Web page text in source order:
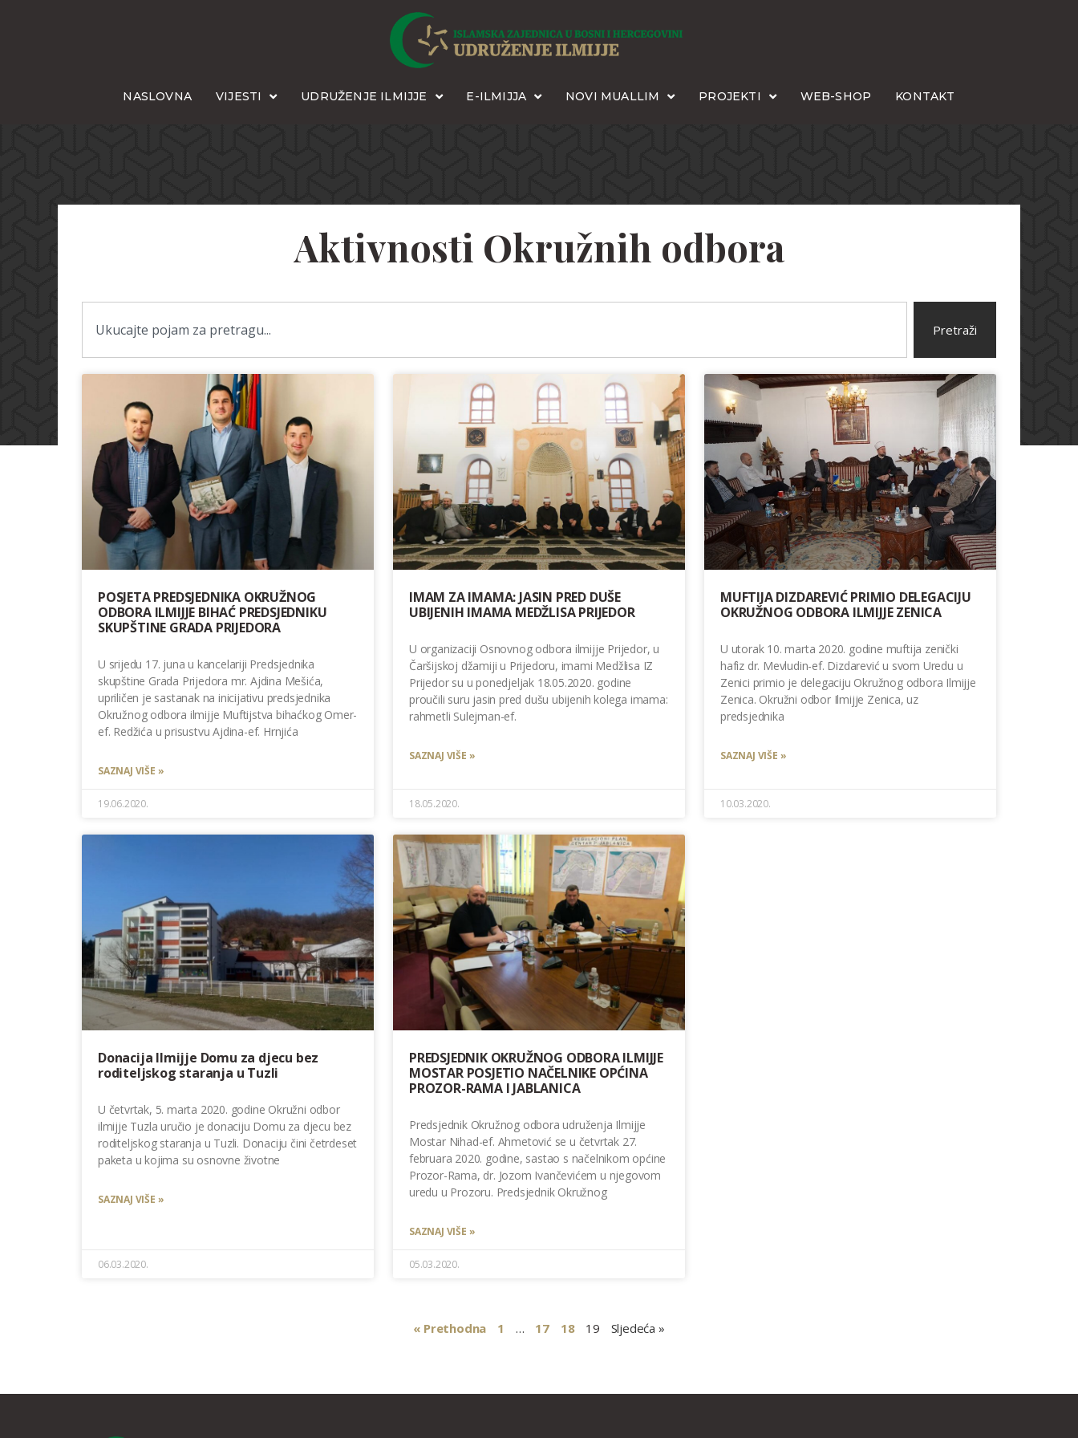
NASLOVNA VIJESTI UDRUŽENJE ILMIJJE E-ILMIJJA NOVI MUALLIM PROJEKTI WEB-SHOP KONTAKT
Aktivnosti Okružnih odbora
Pretraži
POSJETA PREDSJEDNIKA OKRUŽNOG
ODBORA ILMIJJE BIHAĆ PREDSJEDNIKU
SKUPŠTINE GRADA PRIJEDORA
U srijedu 17. juna u kancelariji Predsjednika
skupštine Grada Prijedora mr. Ajdina Mešića,
upriličen je sastanak na inicijativu predsjednika
Okružnog odbora ilmijje Muftijstva bihaćkog Omer-
ef. Redžića u prisustvu Ajdina-ef. Hrnjića
SAZNAJ VIŠE »
19.06.2020.
IMAM ZA IMAMA: JASIN PRED DUŠE
UBIJENIH IMAMA MEDŽLISA PRIJEDOR
U organizaciji Osnovnog odbora ilmijje Prijedor, u
Čaršijskoj džamiji u Prijedoru, imami Medžlisa IZ
Prijedor su u ponedjeljak 18.05.2020. godine
proučili suru jasin pred dušu ubijenih kolega imama:
rahmetli Sulejman-ef.
SAZNAJ VIŠE »
18.05.2020.
MUFTIJA DIZDAREVIĆ PRIMIO DELEGACIJU
OKRUŽNOG ODBORA ILMIJJE ZENICA
U utorak 10. marta 2020. godine muftija zenički
hafiz dr. Mevludin-ef. Dizdarević u svom Uredu u
Zenici primio je delegaciju Okružnog odbora Ilmijje
Zenica. Okružni odbor Ilmijje Zenica, uz
predsjednika
SAZNAJ VIŠE »
10.03.2020.
Donacija Ilmijje Domu za djecu bez
roditeljskog staranja u Tuzli
U četvrtak, 5. marta 2020. godine Okružni odbor
ilmijje Tuzla uručio je donaciju Domu za djecu bez
roditeljskog staranja u Tuzli. Donaciju čini četrdeset
paketa u kojima su osnovne životne
SAZNAJ VIŠE »
06.03.2020.
PREDSJEDNIK OKRUŽNOG ODBORA ILMIJJE
MOSTAR POSJETIO NAČELNIKE OPĆINA
PROZOR-RAMA I JABLANICA
Predsjednik Okružnog odbora udruženja Ilmijje
Mostar Nihad-ef. Ahmetović se u četvrtak 27.
februara 2020. godine, sastao s načelnikom općine
Prozor-Rama, dr. Jozom Ivančevićem u njegovom
uredu u Prozoru. Predsjednik Okružnog
SAZNAJ VIŠE »
05.03.2020.
« Prethodna 1 … 17 18 19 Sljedeća »